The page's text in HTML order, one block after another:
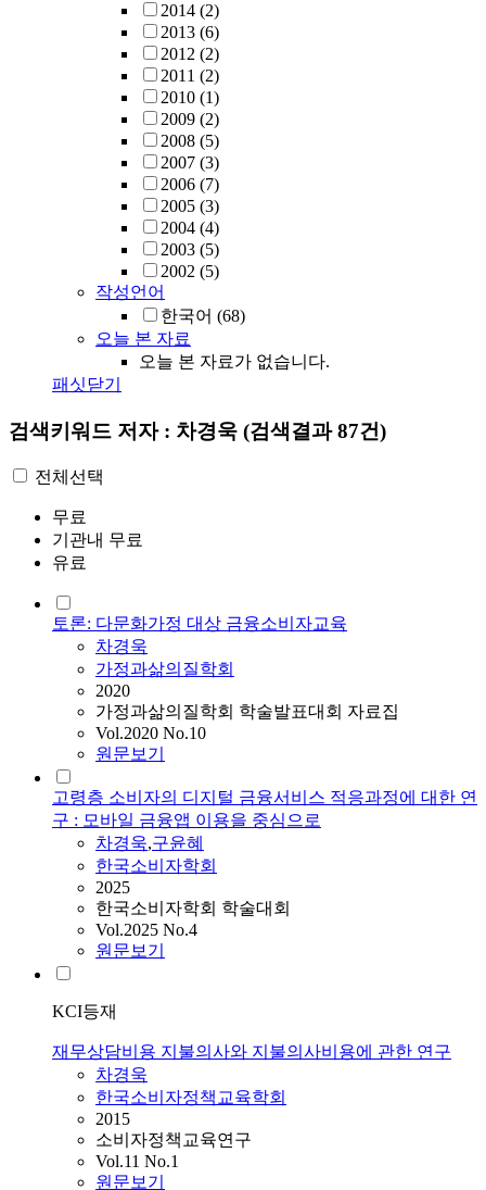
2014 (2)
2013 (6)
2012 (2)
2011 (2)
2010 (1)
2009 (2)
2008 (5)
2007 (3)
2006 (7)
2005 (3)
2004 (4)
2003 (5)
2002 (5)
작성언어
한국어 (68)
오늘 본 자료
오늘 본 자료가 없습니다.
패싯닫기
검색키워드 저자 : 차경욱 (검색결과 87건)
전체선택
무료
기관내 무료
유료
토론: 다문화가정 대상 금융소비자교육
차경욱
가정과삶의질학회
2020
가정과삶의질학회 학술발표대회 자료집
Vol.2020 No.10
원문보기
고령층 소비자의 디지털 금융서비스 적응과정에 대한 연
구 : 모바일 금융앱 이용을 중심으로
차경욱,구윤혜
한국소비자학회
2025
한국소비자학회 학술대회
Vol.2025 No.4
원문보기
KCI등재
재무상담비용 지불의사와 지불의사비용에 관한 연구
차경욱
한국소비자정책교육학회
2015
소비자정책교육연구
Vol.11 No.1
원문보기